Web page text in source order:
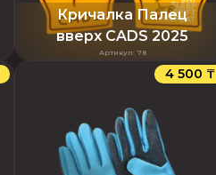
Кричалка Палец
вверх CADS 2025
Артикул: 78
4 500 ₸